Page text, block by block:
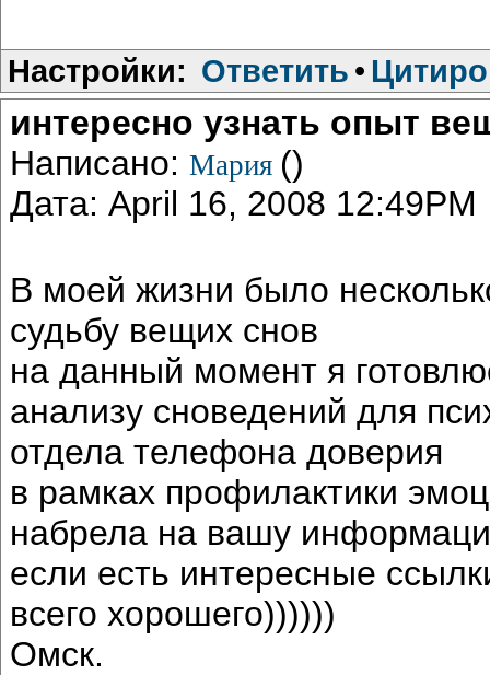
Настройки: Ответить •
интересно узнать опыт
Написано: Мария ()
Дата: April 16, 2008 12:49PM
В моей жизни было
судьбу вещих снов
на данный момент я
анализу сноведений для
отдела телефона доверия
в рамках профилактики
набрела на вашу
если есть интересные
всего хорошего))))))
Омск.